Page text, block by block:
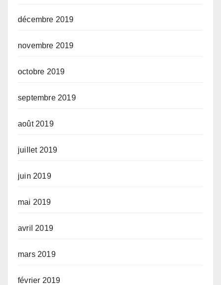
décembre 2019
novembre 2019
octobre 2019
septembre 2019
août 2019
juillet 2019
juin 2019
mai 2019
avril 2019
mars 2019
février 2019